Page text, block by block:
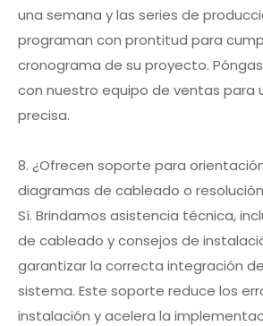
una semana y las series de
programan con prontitud para
cronograma de su proyecto.
con nuestro equipo de ventas para
precisa.
8. ¿Ofrecen soporte para
diagramas de cableado o
Sí. Brindamos asistencia técnica,
de cableado y consejos de
garantizar la correcta integración
sistema. Este soporte reduce los
instalación y acelera la